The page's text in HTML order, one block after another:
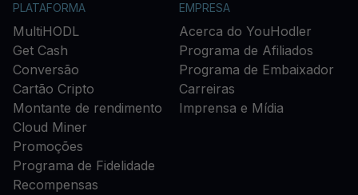
PLATAFORMA
MultiHODL
Get Cash
Conversão
Cartão Cripto
Montante de rendimento
Cloud Miner
Promoções
Programa de Fidelidade
Recompensas
EMPRESA
Acerca do YouHodler
Programa de Afiliados
Programa de Embaixador
Carreiras
Imprensa e Mídia